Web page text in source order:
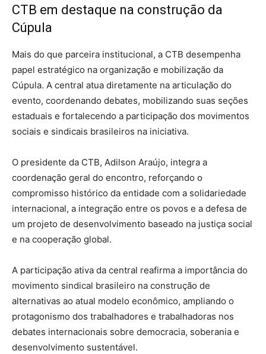
CTB em destaque na construção da
Cúpula
Mais do que parceira institucional, a CTB desempenha
papel estratégico na organização e mobilização da
Cúpula. A central atua diretamente na articulação do
evento, coordenando debates, mobilizando suas seções
estaduais e fortalecendo a participação dos movimentos
sociais e sindicais brasileiros na iniciativa.
O presidente da CTB, Adilson Araújo, integra a
coordenação geral do encontro, reforçando o
compromisso histórico da entidade com a solidariedade
internacional, a integração entre os povos e a defesa de
um projeto de desenvolvimento baseado na justiça social
e na cooperação global.
A participação ativa da central reafirma a importância do
movimento sindical brasileiro na construção de
alternativas ao atual modelo econômico, ampliando o
protagonismo dos trabalhadores e trabalhadoras nos
debates internacionais sobre democracia, soberania e
desenvolvimento sustentável.